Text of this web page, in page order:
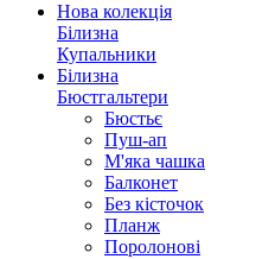
Нова колекція
Білизна
Купальники
Білизна
Бюстгальтери
Бюстьє
Пуш-ап
М'яка чашка
Балконет
Без кісточок
Планж
Поролонові